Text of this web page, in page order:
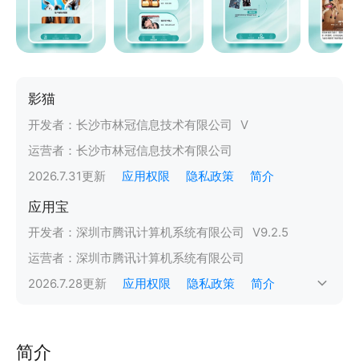
影猫
开发者： 长沙市林冠信息技术有限公司
V
运营者： 长沙市林冠信息技术有限公司
2026.7.31更新 应用权限 隐私政策 简介
应用宝
开发者： 深圳市腾讯计算机系统有限公司 V9.2.5
运营者： 深圳市腾讯计算机系统有限公司
2026.7.28更新 应用权限 隐私政策 简介
简介